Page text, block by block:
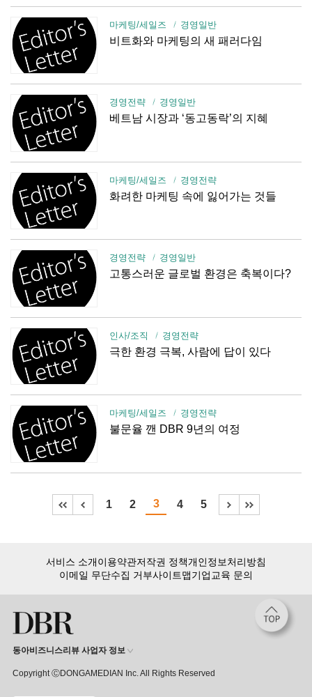
마케팅/세일즈 경영일반
비트화와 마케팅의 새 패러다임
경영전략 경영일반
베트남 시장과 ‘동고동락’의 지혜
마케팅/세일즈 경영전략
화려한 마케팅 속에 잃어가는 것들
경영전략 경영일반
고통스러운 글로벌 환경은 축복이다?
인사/조직 경영전략
극한 환경 극복, 사람에 답이 있다
마케팅/세일즈 경영전략
불문율 깬 DBR 9년의 여정
1 2 3 4 5
서비스 소개이용약관저작권 정책개인정보처리방침
이메일 무단수집 거부사이트맵기업교육 문의
동아비즈니스리뷰 사업자 정보
Copyright ⒸDONGAMEDIAN Inc. All Rights Reserved